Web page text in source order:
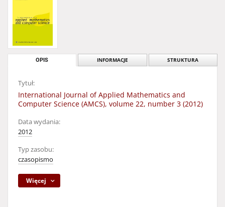
OPIS INFORMACJE STRUKTURA
Tytuł:
International Journal of Applied Mathematics and
Computer Science (AMCS), volume 22, number 3 (2012)
Data wydania:
2012
Typ zasobu:
czasopismo
Więcej